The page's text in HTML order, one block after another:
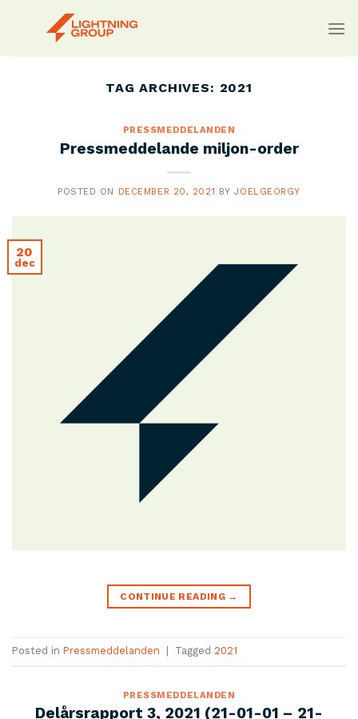
TAG ARCHIVES: 2021
PRESSMEDDELANDEN
Pressmeddelande miljon-order
POSTED ON DECEMBER 20, 2021 BYJOELGEORGY
20
dec
CONTINUE READING →
Posted in Pressmeddelanden Tagged 2021
PRESSMEDDELANDEN
Delårsrapport 3, 2021 (21-01-01 – 21-